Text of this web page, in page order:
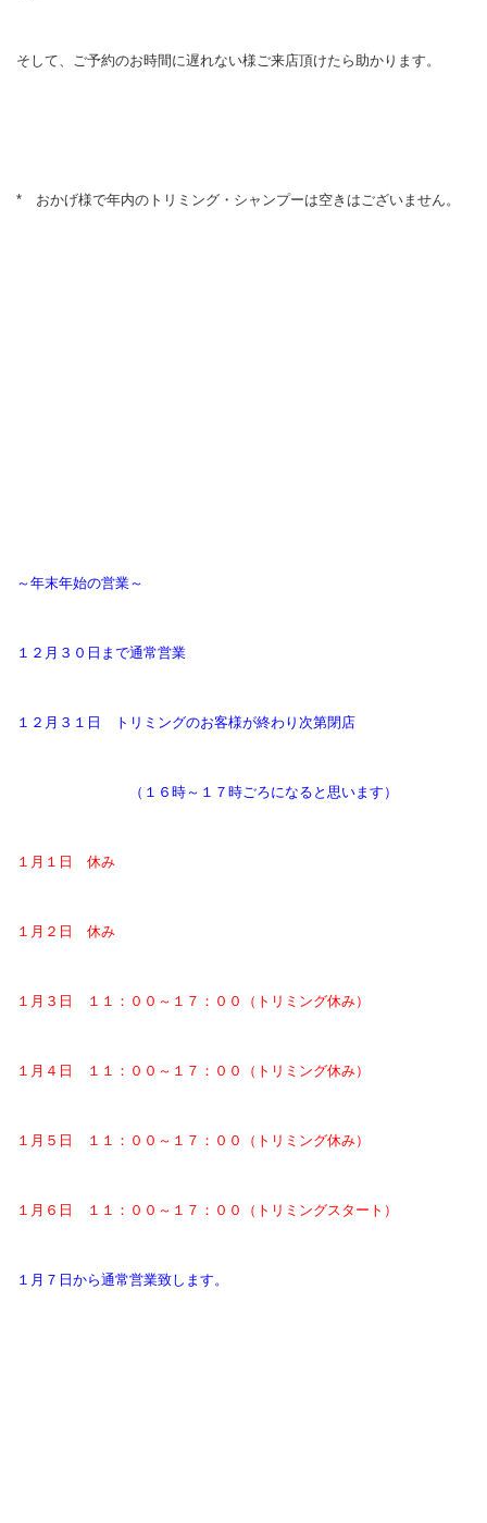
そして、ご予約のお時間に遅れない様ご来店頂けたら助かります。
* おかげ様で年内のトリミング・シャンプーは空きはございません。
～年末年始の営業～
１２月３０日まで通常営業
１２月３１日 トリミングのお客様が終わり次第閉店
（１６時～１７時ごろになると思います）
１月１日 休み
１月２日 休み
１月３日 １１：００～１７：００（トリミング休み）
１月４日 １１：００～１７：００（トリミング休み）
１月５日 １１：００～１７：００（トリミング休み）
１月６日 １１：００～１７：００（トリミングスタート）
１月７日から通常営業致します。